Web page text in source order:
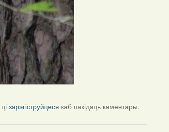
цізарэгіструйцеся каб пакідаць каментары.